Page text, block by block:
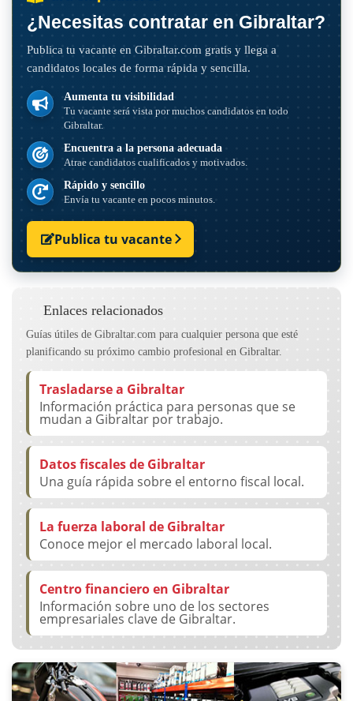
¿Necesitas contratar en Gibraltar?
Publica tu vacante en Gibraltar.com gratis y llega a
candidatos locales de forma rápida y sencilla.
Aumenta tu visibilidad
Tu vacante será vista por muchos candidatos en todo
Gibraltar.
Encuentra a la persona adecuada
Atrae candidatos cualificados y motivados.
Rápido y sencillo
Envía tu vacante en pocos minutos.
Publica tu vacante
Enlaces relacionados
Guías útiles de Gibraltar.com para cualquier persona que esté
planificando su próximo cambio profesional en Gibraltar.
Trasladarse a Gibraltar
Información práctica para personas que se
mudan a Gibraltar por trabajo.
Datos fiscales de Gibraltar
Una guía rápida sobre el entorno fiscal local.
La fuerza laboral de Gibraltar
Conoce mejor el mercado laboral local.
Centro financiero en Gibraltar
Información sobre uno de los sectores
empresariales clave de Gibraltar.